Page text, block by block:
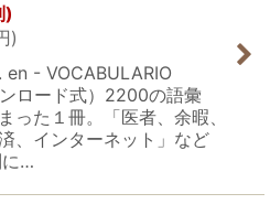
)
)
en - VOCABULARIO
ロード式）2200の語彙
った１冊。「医者、余暇、
、インターネット」など
に…